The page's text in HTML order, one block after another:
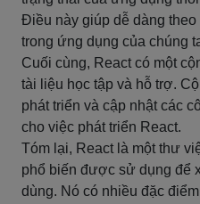
Điều này giúp dễ dàng
trong ứng dụng của chúng
Cuối cùng, React có một
tài liệu học tập và hỗ trợ.
phát triển và cập nhật các
cho việc phát triển React.
Tóm lại, React là một thư
phổ biến được sử dụng để
dùng. Nó có nhiều đặc